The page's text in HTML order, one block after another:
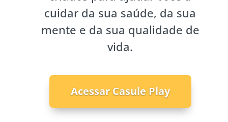
cuidar da sua saúde, da sua
mente e da sua qualidade de
vida.
Acessar Casule Play